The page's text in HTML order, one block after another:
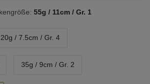
55g / 11cm / Gr. 1
20g / 7.5cm / Gr. 4
35g / 9cm / Gr. 2